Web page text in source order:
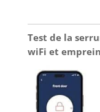
Test de la
wiFi et